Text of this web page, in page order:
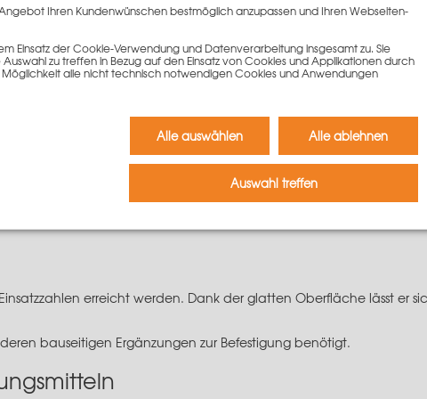
Schalen im System, wenn die unterschiedlichen Bogenlängen
auf jedes beliebige Maß einstellen – dies spart nicht nur
erreicht werden. Dank der glatten Oberfläche lässt er
bauseitigen Ergänzungen zur Befestigung benötigt.
Ihren Kundenwünschen bestmöglich anzupassen und Ihren Webseiten-
Einsatz der Cookie-Verwendung und Datenverarbeitung insgesamt zu. Sie
zu treffen in Bezug auf den Einsatz von Cookies und Applikationen durch
Möglichkeit alle nicht technisch notwendigen Cookies und Anwendungen
Alle auswählen Alle ablehnen
Auswahl treffen